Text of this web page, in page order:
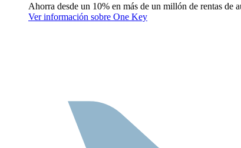
Ahorra desde un 10% en más de un millón de rentas de
Ver información sobre One Key